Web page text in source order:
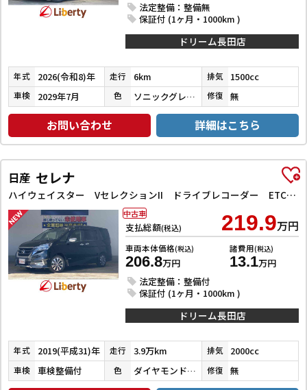
法定整備：整備無
保証付 (1ヶ月・1000km )
ドリーム長田店
年式 2026(令和8)年 走行 6km 排気 1500cc
車検 2029年7月 色 ソニックグレーパール 修復 無
お問い合わせ 詳細はこちら
日産 セレナ
ハイウェイスター VセレクションII ドライブレコーダー ETC 全周囲カメラ ナビ TV クリアランスソナー オートクルーズコントロール パークアシスト 衝突被害軽減システム 両側電動スライドドア オートライト LEDヘッドランプ
支払総額(税込) 219.9万円
車両本体価格(税込)
206.8万円
諸費用(税込)
13.1万円
法定整備：整備付
保証付 (1ヶ月・1000km )
中古車
ドリーム長田店
年式 2019(平成31)年 走行 3.9万km 排気 2000cc
車検 車検整備付 色 ダイヤモンドブラックパール 修復 無